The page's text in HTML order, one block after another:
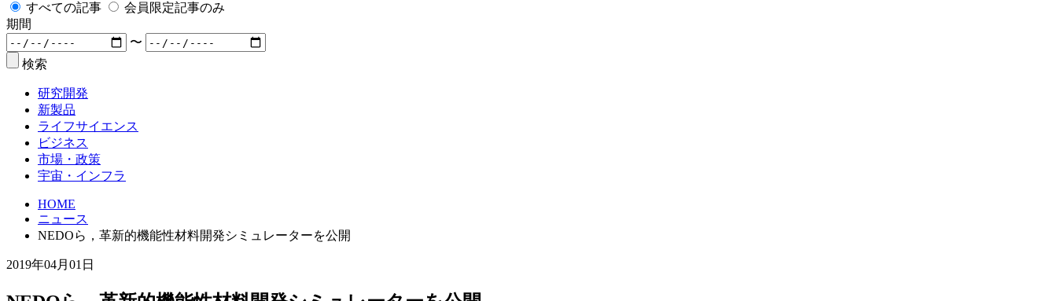
すべての記事
会員限定記事のみ
期間
〜
検索
研究開発
新製品
ライフサイエンス
ビジネス
市場・政策
宇宙・インフラ
HOME
ニュース
NEDOら，革新的機能性材料開発シミュレーターを公開
2019年04月01日